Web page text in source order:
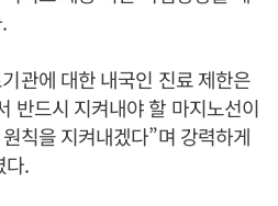
관에 대한 내국인 진료 제한은
반드시 지켜내야 할 마지노선이
칙을 지켜내겠다”며 강력하게
다.